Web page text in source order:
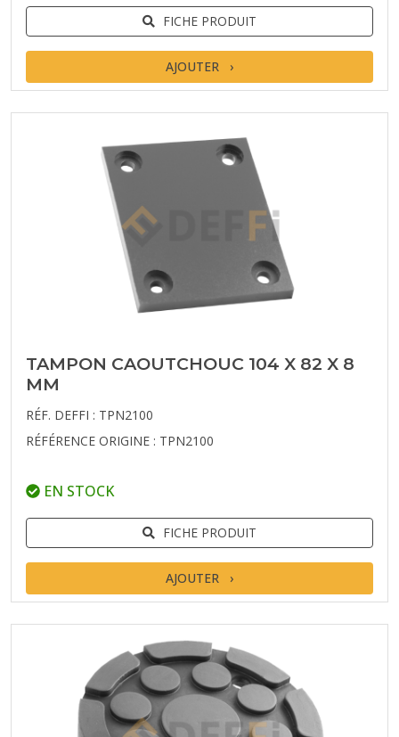
FICHE PRODUIT
AJOUTER
TAMPON CAOUTCHOUC 104 X 82 X 8
MM
RÉF. DEFFI : TPN2100
RÉFÉRENCE ORIGINE : TPN2100
EN STOCK
FICHE PRODUIT
AJOUTER